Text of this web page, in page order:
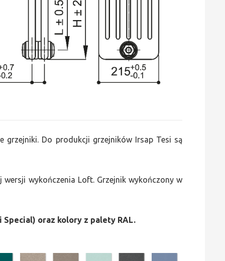
grzejniki. Do produkcji grzejników Irsap Tesi są
wykończenia Loft. Grzejnik wykończony w
oraz kolory z palety RAL.